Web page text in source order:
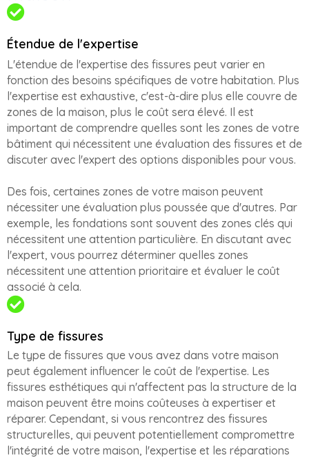
Étendue de l'expertise
L'étendue de l'expertise des fissures peut varier en
fonction des besoins spécifiques de votre habitation. Plus
l'expertise est exhaustive, c'est-à-dire plus elle couvre de
zones de la maison, plus le coût sera élevé. Il est
important de comprendre quelles sont les zones de votre
bâtiment qui nécessitent une évaluation des fissures et de
discuter avec l'expert des options disponibles pour vous.
Des fois, certaines zones de votre maison peuvent
nécessiter une évaluation plus poussée que d'autres. Par
exemple, les fondations sont souvent des zones clés qui
nécessitent une attention particulière. En discutant avec
l'expert, vous pourrez déterminer quelles zones
nécessitent une attention prioritaire et évaluer le coût
associé à cela.
Type de fissures
Le type de fissures que vous avez dans votre maison
peut également influencer le coût de l'expertise. Les
fissures esthétiques qui n'affectent pas la structure de la
maison peuvent être moins coûteuses à expertiser et
réparer. Cependant, si vous rencontrez des fissures
structurelles, qui peuvent potentiellement compromettre
l'intégrité de votre maison, l'expertise et les réparations